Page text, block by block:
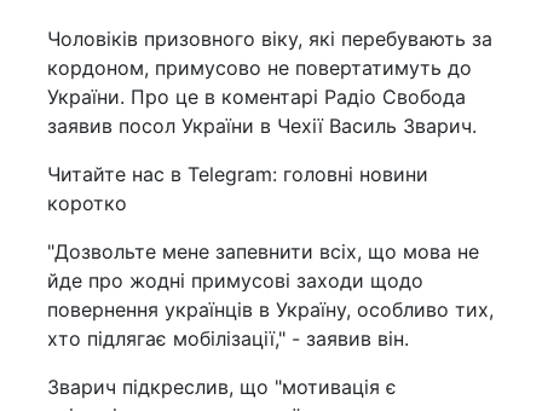
Чоловіків призовного віку, які перебувають за
кордоном, примусово не повертатимуть до
України. Про це в коментарі Радіо Свобода
заявив посол України в Чехії Василь Зварич.
Читайте нас в Telegram: головні новини
коротко
"Дозвольте мене запевнити всіх, що мова не
йде про жодні примусові заходи щодо
повернення українців в Україну, особливо тих,
хто підлягає мобілізації," - заявив він.
Зварич підкреслив, що "мотивація є